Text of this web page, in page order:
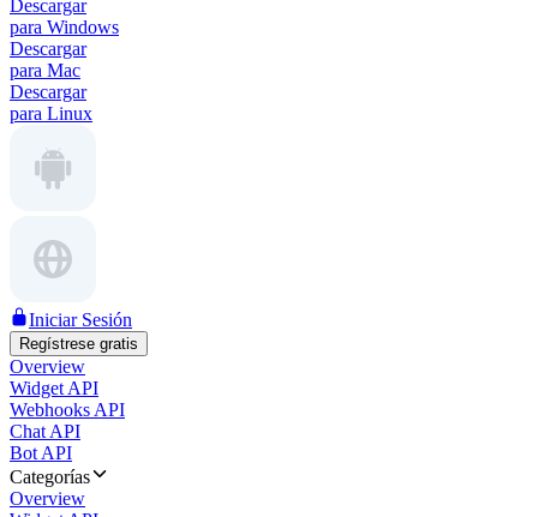
Descargar
para Windows
Descargar
para Mac
Descargar
para Linux
Iniciar Sesión
Regístrese gratis
Overview
Widget API
Webhooks API
Chat API
Bot API
Categorías
Overview